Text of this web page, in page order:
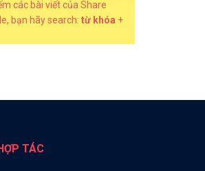
các bài viết của Share
bạn hãy search: từ khóa +
TÁC